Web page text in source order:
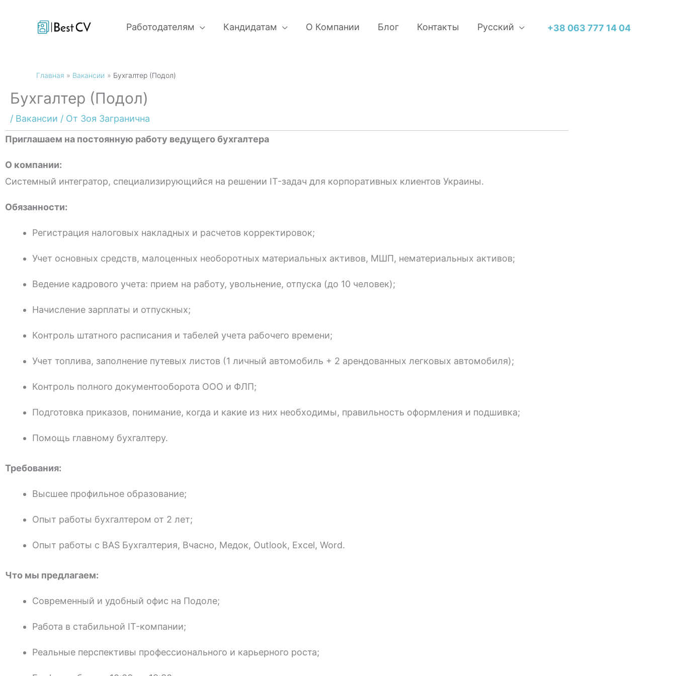
Работодателям Кандидатам О Компании Блог Контакты Русский +38 063 777 14 04
Главная Вакансии Бухгалтер (Подол)
Бухгалтер (Подол)
/ Вакансии / От Зоя Загранична
Приглашаем на постоянную работу ведущего бухгалтера
О компании:
Системный интегратор, специализирующийся на решении IT-задач для корпоративных клиентов Украины.
Обязанности:
Регистрация налоговых накладных и расчетов корректировок;
Учет основных средств, малоценных необоротных материальных активов, МШП, нематериальных активов;
Ведение кадрового учета: прием на работу, увольнение, отпуска (до 10 человек);
Начисление зарплаты и отпускных;
Контроль штатного расписания и табелей учета рабочего времени;
Учет топлива, заполнение путевых листов (1 личный автомобиль + 2 арендованных легковых автомобиля);
Контроль полного документооборота ООО и ФЛП;
Подготовка приказов, понимание, когда и какие из них необходимы, правильность оформления и подшивка;
Помощь главному бухгалтеру.
Требования:
Высшее профильное образование;
Опыт работы бухгалтером от 2 лет;
Опыт работы с BAS Бухгалтерия, Вчасно, Медок, Outlook, Excel, Word.
Что мы предлагаем:
Современный и удобный офис на Подоле;
Работа в стабильной IT-компании;
Реальные перспективы профессионального и карьерного роста;